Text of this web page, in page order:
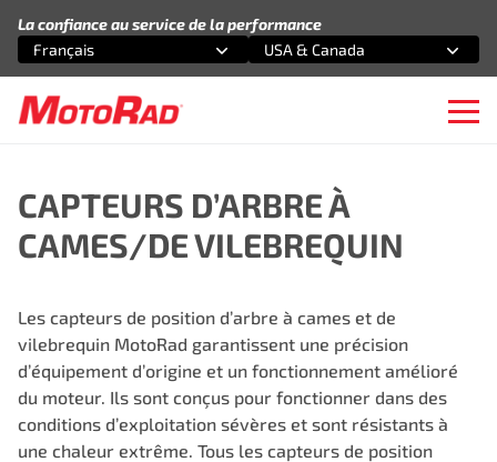
La confiance au service de la performance
Sélectionnez une option
Français
Sélectionnez une option
USA & Canada
CAPTEURS D’ARBRE À
CAMES/DE VILEBREQUIN
Les capteurs de position d’arbre à cames et de
vilebrequin MotoRad garantissent une précision
d’équipement d’origine et un fonctionnement amélioré
du moteur. Ils sont conçus pour fonctionner dans des
conditions d’exploitation sévères et sont résistants à
une chaleur extrême. Tous les capteurs de position